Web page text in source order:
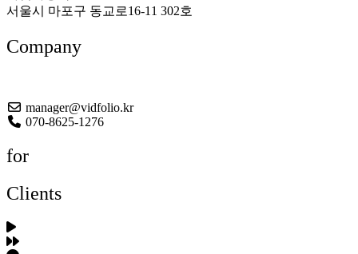
서울시 마포구 동교로16-11 302호
Company
manager@vidfolio.kr
070-8625-1276
for
Clients